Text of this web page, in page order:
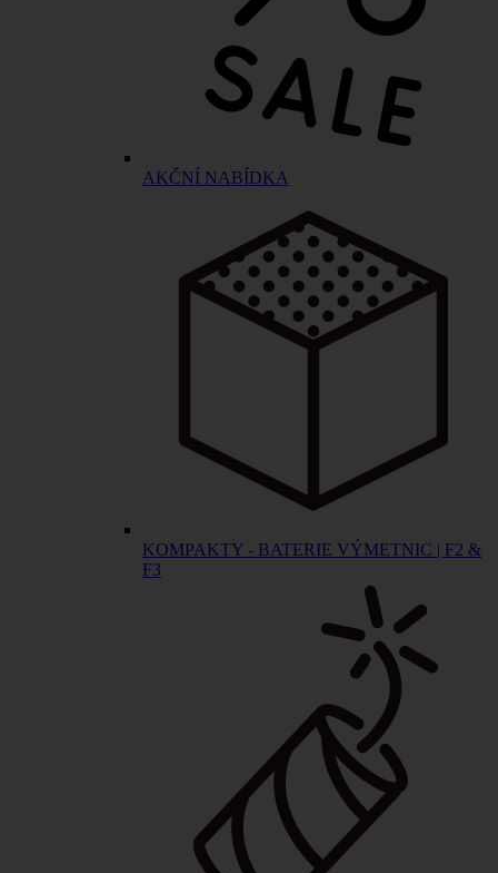
AKČNÍ NABÍDKA
KOMPAKTY - BATERIE VÝMETNIC | F2 &
F3